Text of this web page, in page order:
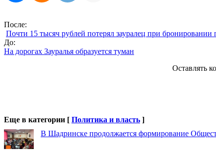
После:
Почти 15 тысяч рублей потерял зауралец при бронировании
До:
На дорогах Зауралья образуется туман
Оставлять
Еще в категории [ Политика и власть ]
В Шадринске продолжается формирование